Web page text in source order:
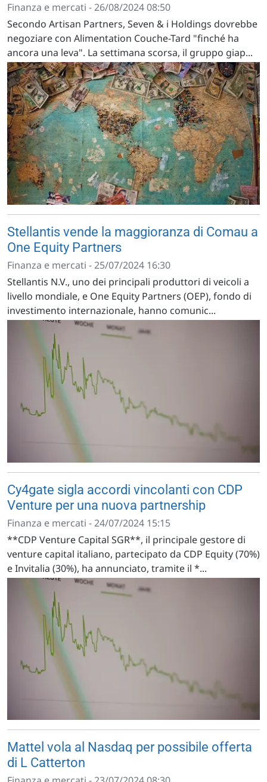
Finanza e mercati - 26/08/2024 08:50
Secondo Artisan Partners, Seven & i Holdings dovrebbe
negoziare con Alimentation Couche-Tard "finché ha
ancora una leva". La settimana scorsa, il gruppo giap...
Stellantis vende la maggioranza di Comau a
One Equity Partners
Finanza e mercati - 25/07/2024 16:30
Stellantis N.V., uno dei principali produttori di veicoli a
livello mondiale, e One Equity Partners (OEP), fondo di
investimento internazionale, hanno comunic...
Cy4gate sigla accordi vincolanti con CDP
Venture per una nuova partnership
Finanza e mercati - 24/07/2024 15:15
**CDP Venture Capital SGR**, il principale gestore di
venture capital italiano, partecipato da CDP Equity (70%)
e Invitalia (30%), ha annunciato, tramite il *...
Mattel vola al Nasdaq per possibile offerta
di L Catterton